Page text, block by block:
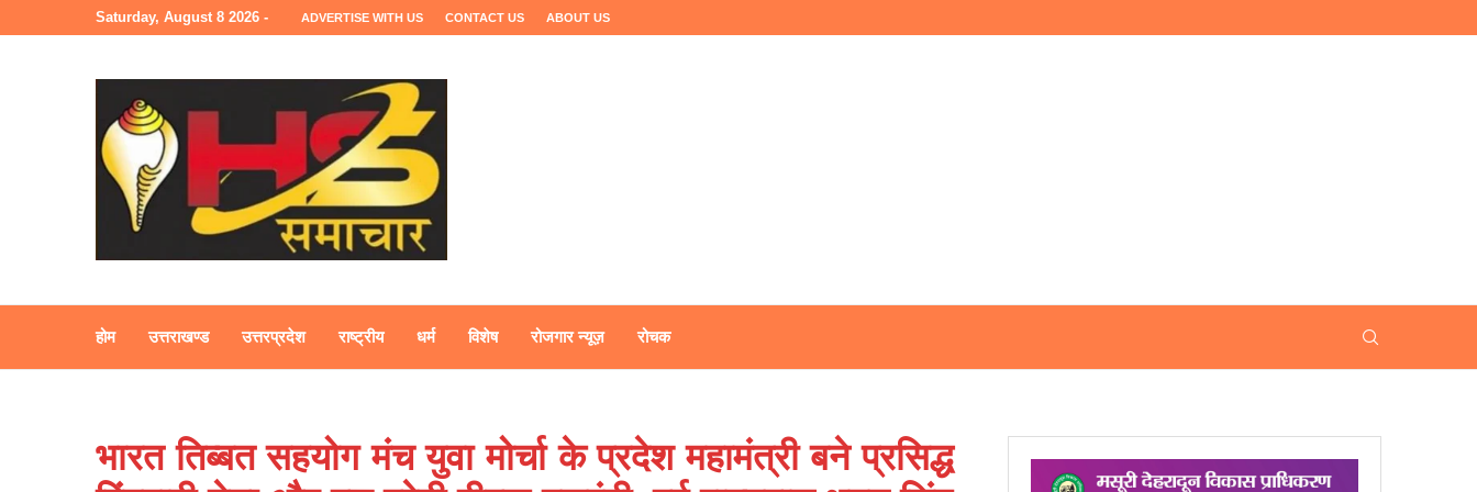
Saturday, August 8 2026 - ADVERTISE WITH US CONTACT US ABOUT US
होम उत्तराखण्ड उत्तरप्रदेश राष्ट्रीय धर्म विशेष रोजगार न्यूज़ रोचक
भारत तिब्बत सहयोग मंच युवा मोर्चा के प्रदेश महामंत्री बने प्रसिद्ध